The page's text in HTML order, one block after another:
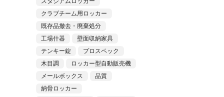
クラブチーム用ロッカー
既存品撤去・廃棄処分
工場什器
壁面収納家具
テンキー錠
プロスペック
木目調
ロッカー型自動販売機
メールボックス
品質
納骨ロッカー